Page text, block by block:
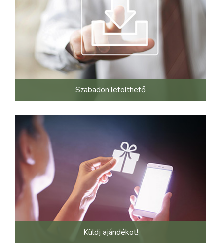
Szabadon letölthető
Küldj ajándékot!